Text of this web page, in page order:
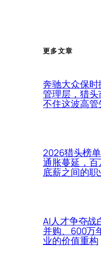
更多文章
奔驰大众保
管理层，猎
不住这波高管
2026猎头榜
通胀蔓延，
底薪之间的职
AI人才争夺战
并购、600万
业的价值重构